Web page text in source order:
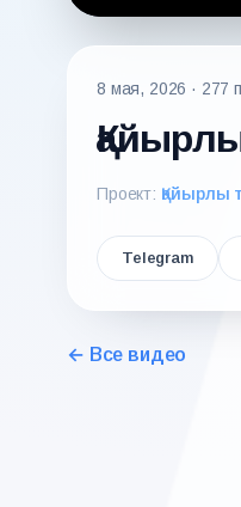
8 мая, 2026 · 277
Проект: Қайырлы
Telegram
← Все видео